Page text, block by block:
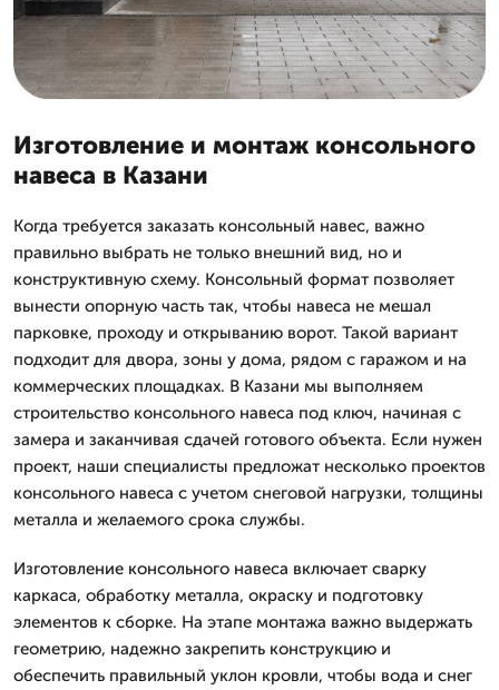
Изготовление и монтаж консольного
навеса в Казани
Когда требуется заказать консольный навес, важно
правильно выбрать не только внешний вид, но и
конструктивную схему. Консольный формат позволяет
вынести опорную часть так, чтобы навеса не мешал
парковке, проходу и открыванию ворот. Такой вариант
подходит для двора, зоны у дома, рядом с гаражом и на
коммерческих площадках. В Казани мы выполняем
строительство консольного навеса под ключ, начиная с
замера и заканчивая сдачей готового объекта. Если нужен
проект, наши специалисты предложат несколько проектов
консольного навеса с учетом снеговой нагрузки, толщины
металла и желаемого срока службы.
Изготовление консольного навеса включает сварку
каркаса, обработку металла, окраску и подготовку
элементов к сборке. На этапе монтажа важно выдержать
геометрию, надежно закрепить конструкцию и
обеспечить правильный уклон кровли, чтобы вода и снег